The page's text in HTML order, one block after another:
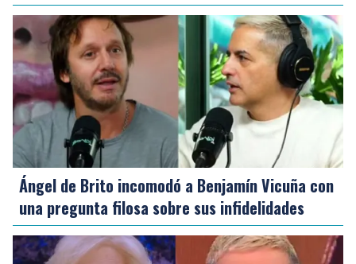
Ángel de Brito incomodó a Benjamín Vicuña con
una pregunta filosa sobre sus infidelidades